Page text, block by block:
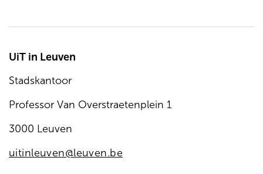
UiT in Leuven
Stadskantoor
Professor Van Overstraetenplein 1
3000 Leuven
uitinleuven@leuven.be